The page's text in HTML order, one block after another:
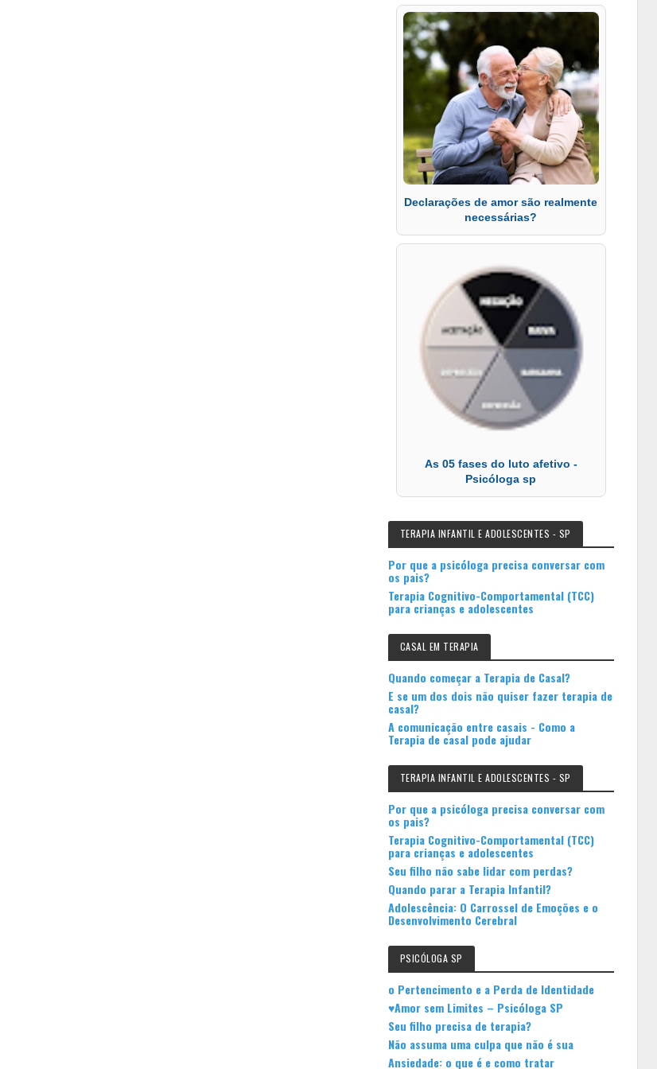
Declarações de amor são realmente
necessárias?
As 05 fases do luto afetivo -
Psicóloga sp
TERAPIA INFANTIL E ADOLESCENTES - SP
Por que a psicóloga precisa conversar com
os pais?
Terapia Cognitivo-Comportamental (TCC)
para crianças e adolescentes
CASAL EM TERAPIA
Quando começar a Terapia de Casal?
E se um dos dois não quiser fazer terapia de
casal?
A comunicação entre casais - Como a
Terapia de casal pode ajudar
TERAPIA INFANTIL E ADOLESCENTES - SP
Por que a psicóloga precisa conversar com
os pais?
Terapia Cognitivo-Comportamental (TCC)
para crianças e adolescentes
Seu filho não sabe lidar com perdas?
Quando parar a Terapia Infantil?
Adolescência: O Carrossel de Emoções e o
Desenvolvimento Cerebral
PSICÓLOGA SP
o Pertencimento e a Perda de Identidade
♥Amor sem Limites – Psicóloga SP
Seu filho precisa de terapia?
Não assuma uma culpa que não é sua
Ansiedade: o que é e como tratar